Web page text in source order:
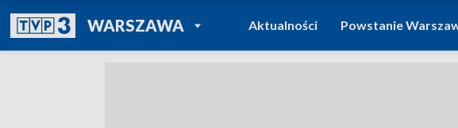
WARSZAWAPOWRÓT DO
TVP REGIONY
Aktualności Powstanie